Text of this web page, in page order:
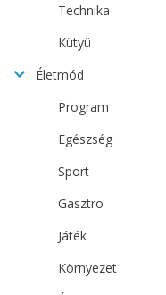
Technika
Kütyü
Életmód
Program
Egészség
Sport
Gasztro
Játék
Környezet